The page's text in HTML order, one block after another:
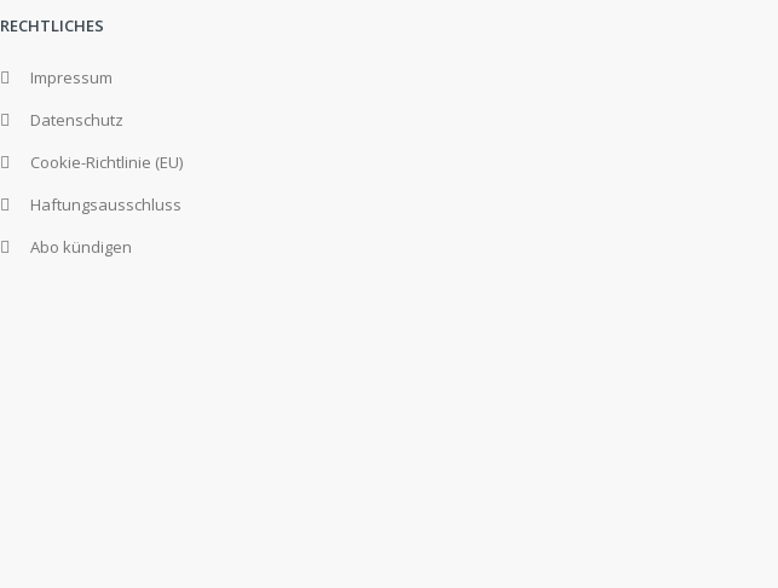
RECHTLICHES
Impressum
Datenschutz
Cookie-Richtlinie (EU)
Haftungsausschluss
Abo kündigen